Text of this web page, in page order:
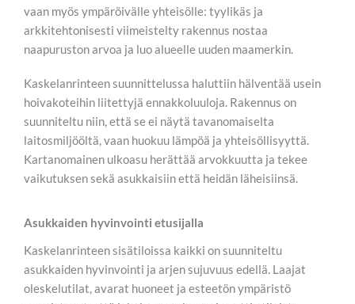
vaan myös ympäröivälle yhteisölle: tyylikäs ja
arkkitehtonisesti viimeistelty rakennus nostaa
naapuruston arvoa ja luo alueelle uuden maamerkin.
Kaskelanrinteen suunnittelussa haluttiin hälventää usein
hoivakoteihin liitettyjä ennakkoluuloja. Rakennus on
suunniteltu niin, että se ei näytä tavanomaiselta
laitosmiljööltä, vaan huokuu lämpöä ja yhteisöllisyyttä.
Kartanomainen ulkoasu herättää arvokkuutta ja tekee
vaikutuksen sekä asukkaisiin että heidän läheisiinsä.
Asukkaiden hyvinvointi etusijalla
Kaskelanrinteen sisätiloissa kaikki on suunniteltu
asukkaiden hyvinvointi ja arjen sujuvuus edellä. Laajat
oleskelutilat, avarat huoneet ja esteetön ympäristö